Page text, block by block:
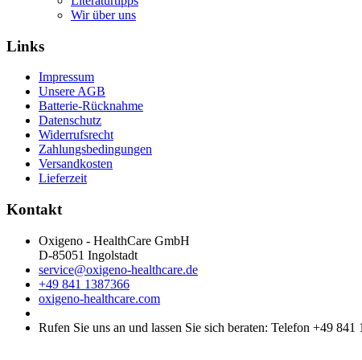
Wir über uns
Links
Impressum
Unsere AGB
Batterie-Rücknahme
Datenschutz
Widerrufsrecht
Zahlungsbedingungen
Versandkosten
Lieferzeit
Kontakt
Oxigeno - HealthCare GmbH
D-85051 Ingolstadt
service@oxigeno-healthcare.de
+49 841 1387366
oxigeno-healthcare.com
Rufen Sie uns an und lassen Sie sich beraten: Telefon +49